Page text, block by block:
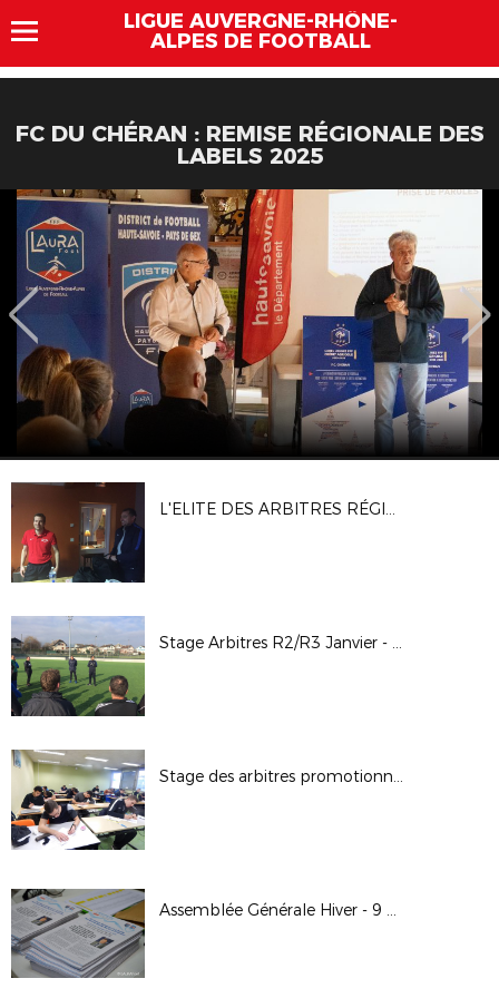
LIGUE AUVERGNE-RHÔNE-
ALPES DE FOOTBALL
FC DU CHÉRAN : REMISE RÉGIONALE DES
LABELS 2025
L'ELITE DES ARBITRES RÉGIONAUX PREND DE LA HAUTEUR
Stage Arbitres R2/R3 Janvier - Février 2018
Stage des arbitres promotionnels FFF
Assemblée Générale Hiver - 9 décembre 2017